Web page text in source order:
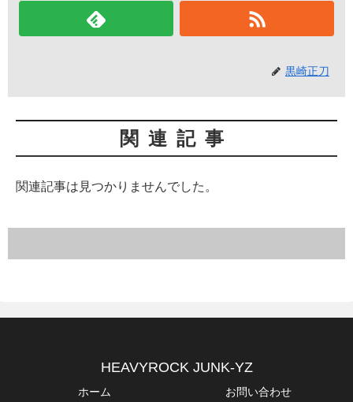
黒崎正刀
関連記事
関連記事は見つかりませんでした。
HEAVYROCK JUNK-YZ
ホーム お問い合わせ